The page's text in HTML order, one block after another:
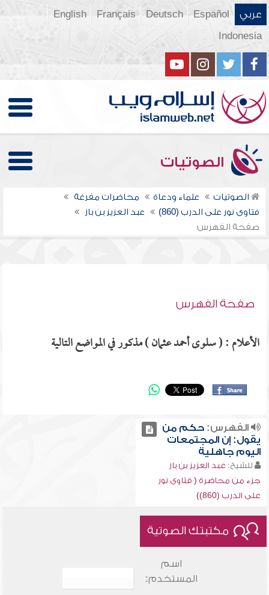
عربي Español
Deutsch
Français
English
Indonesia
الصوتيات
الصوتيات علماء ودعاة
محاضرات مفرغة
فتاوى نور على الدرب (860)
عبد العزيز بن باز
صفحة الفهرس
صفحة الفهرس
الأعلام : ( سلوى أحمد عثمان ) مذكور في المواضع التالية
الفهرس:حكم من
يقول: إن المجتمعات
اليوم جاهلية
للشيخ: عبد العزيز بن باز
جزء من محاضرة ( فتاوى نور
على الدرب (860))
مكتبتك الصوتية
اسم
المستخدم: